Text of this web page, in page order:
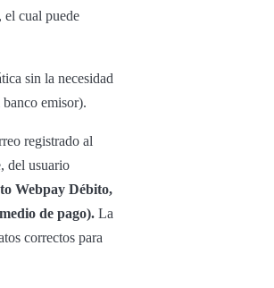
el cual puede
sin la necesidad
emisor).
registrado al
del usuario
Webpay Débito,
de pago). La
correctos para